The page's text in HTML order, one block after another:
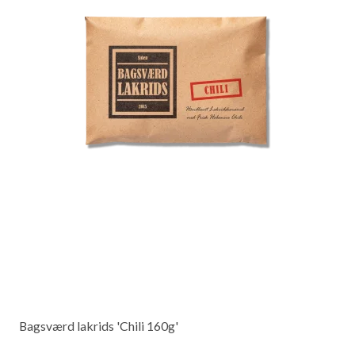
Bagsværd lakrids 'Chili 160g'